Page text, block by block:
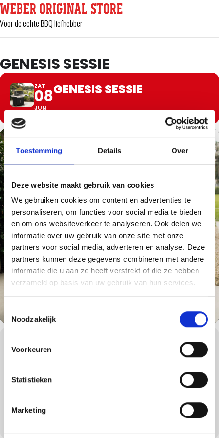
Toestemming Details Over
Deze website maakt gebruik van cookies
We gebruiken cookies om content en advertenties te
personaliseren, om functies voor social media te bieden
en om ons websiteverkeer te analyseren. Ook delen we
informatie over uw gebruik van onze site met onze
partners voor social media, adverteren en analyse. Deze
partners kunnen deze gegevens combineren met andere
informatie die u aan ze heeft verstrekt of die ze hebben
verzameld op basis van uw gebruik van hun services.
Noodzakelijk
Voorkeuren
Statistieken
Marketing
WEBER ORIGINAL STORE
Voor de echte BBQ liefhebber
GENESIS SESSIE
ZAT
08
JUN
GENESIS SESSIE
Leer alles over de Weber Genesis modellen. Tijdens de Genesis
barbecue methodes en het dagelijks gebruik van de barbecue.
Uiteraard grillen we ook een aantal gerechten zodat je hands-on
De Weber Genesis Sessie is ideaal als je zeker wil weten of je de
juiste barbecue koopt, of om meer uit je Weber Genesis te halen.